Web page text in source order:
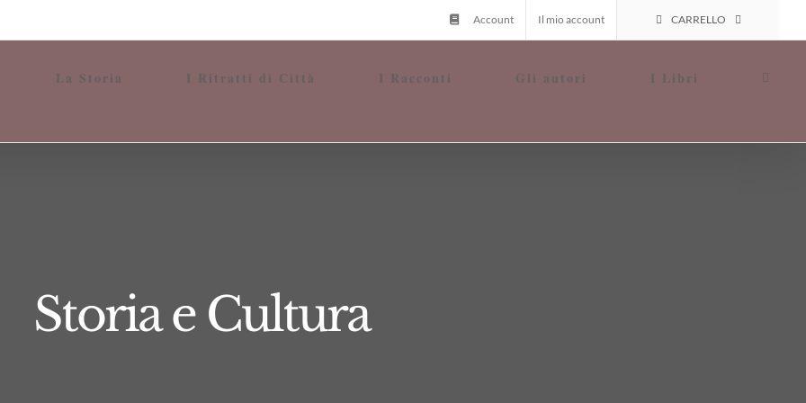
Account Il mio account CARRELLO
La Storia I Ritratti di Città I Racconti Gli autori I Libri
Storia e Cultura